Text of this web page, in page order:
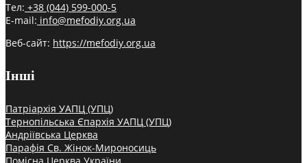
Тел: +38 (044) 599-000-5
E-mail: info@mefodiy.org.ua
Веб-сайт: https://mefodiy.org.ua
Інші
Патріархія УАПЦ (УПЦ)
Тернопільська Єпархія УАПЦ (УПЦ)
Андріївська Церква
Парафія Св. Жінок-Мироносиць
Помісна Церква України